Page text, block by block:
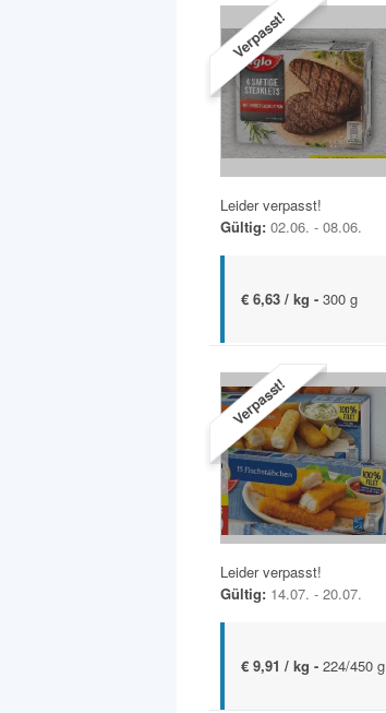
Verpasst!
Leider verpasst!
Gültig: 02.06. - 08.06.
€ 6,63 / kg - 300 g
Verpasst!
Leider verpasst!
Gültig: 14.07. - 20.07.
€ 9,91 / kg - 224/450 g